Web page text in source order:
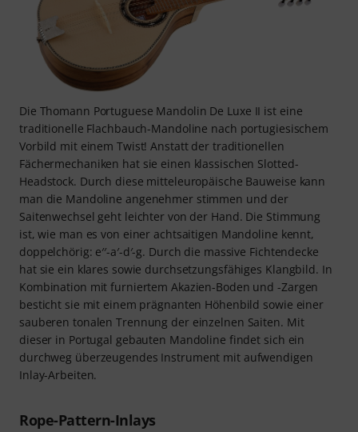
Die Thomann Portuguese Mandolin De Luxe II ist eine
traditionelle Flachbauch-Mandoline nach portugiesischem
Vorbild mit einem Twist! Anstatt der traditionellen
Fächermechaniken hat sie einen klassischen Slotted-
Headstock. Durch diese mitteleuropäische Bauweise kann
man die Mandoline angenehmer stimmen und der
Saitenwechsel geht leichter von der Hand. Die Stimmung
ist, wie man es von einer achtsaitigen Mandoline kennt,
doppelchörig: e′′-a′-d′-g. Durch die massive Fichtendecke
hat sie ein klares sowie durchsetzungsfähiges Klangbild. In
Kombination mit furniertem Akazien-Boden und -Zargen
besticht sie mit einem prägnanten Höhenbild sowie einer
sauberen tonalen Trennung der einzelnen Saiten. Mit
dieser in Portugal gebauten Mandoline findet sich ein
durchweg überzeugendes Instrument mit aufwendigen
Inlay-Arbeiten.
Rope-Pattern-Inlays